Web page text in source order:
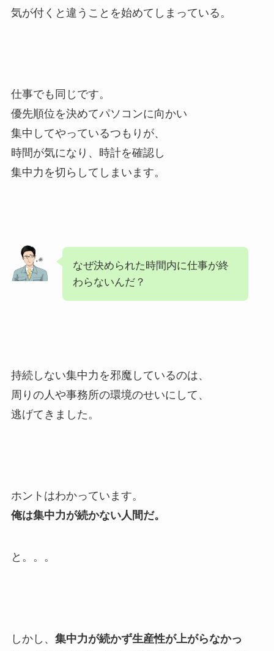
気が付くと違うことを始めてしまっている。
仕事でも同じです。
優先順位を決めてパソコンに向かい
集中してやっているつもりが、
時間が気になり、時計を確認し
集中力を切らしてしまいます。
なぜ決められた時間内に仕事が終
わらないんだ？
持続しない集中力を邪魔しているのは、
周りの人や事務所の環境のせいにして、
逃げてきました。
ホントはわかっています。
俺は集中力が続かない人間だ。
と。。。
しかし、 集中力が続かず生産性が上がらなかっ